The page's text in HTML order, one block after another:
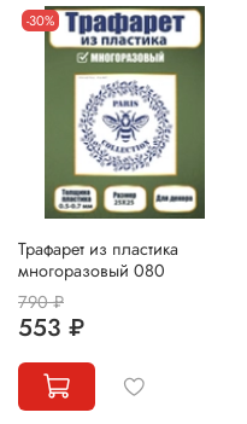
-30%
Трафарет из пластика
многоразовый 080
790 ₽
553 ₽